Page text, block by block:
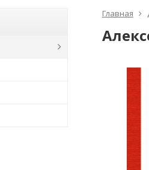
Главная